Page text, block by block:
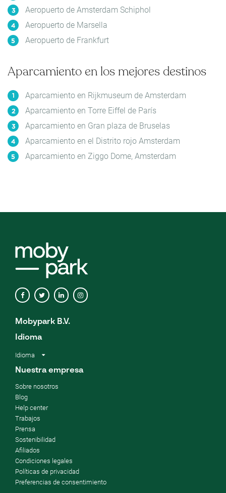
Aeropuerto de Amsterdam Schiphol
Aeropuerto de Marsella
Aeropuerto de Frankfurt
Aparcamiento en los mejores destinos
Aparcamiento en Rijkmuseum de Amsterdam
Aparcamiento en Torre Eiffel de París
Aparcamiento en Gran plaza de Bruselas
Aparcamiento en el Distrito rojo Amsterdam
Aparcamiento en Ziggo Dome, Amsterdam
Mobypark B.V.
Idioma
Idioma
Nuestra empresa
Sobre nosotros
Blog
Help center
Trabajos
Prensa
Sostenibilidad
Afiliados
Condiciones legales
Políticas de privacidad
Preferencias de consentimiento